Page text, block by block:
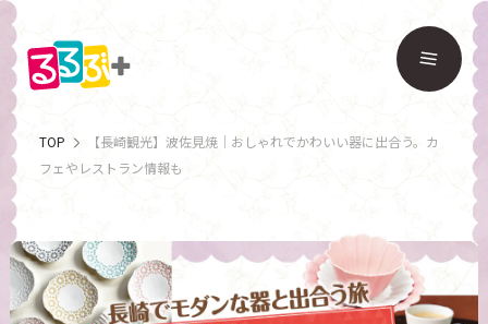
TOP
【長崎観光】波佐見焼｜おしゃれでかわいい器に出合う。カ
フェやレストラン情報も